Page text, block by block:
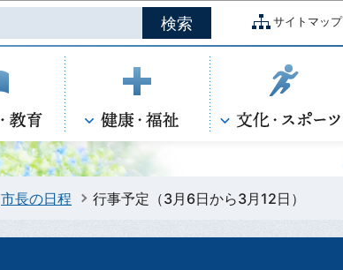
このページの本文へ移動
サイトマップ
市長の日程 行事予定（3月6日から3月12日）